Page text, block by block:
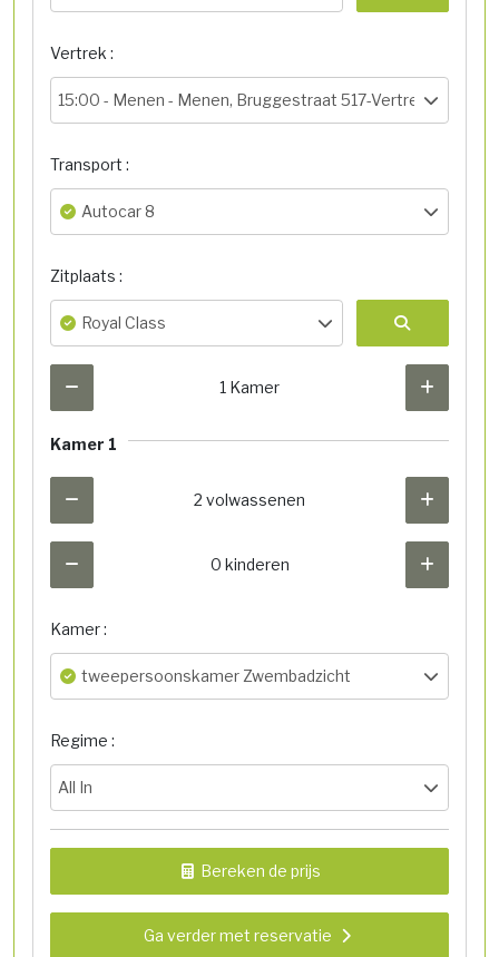
Vertrek :
15:00 - Menen - Menen, Bruggestraat 517-Vertrekhal
Transport :
Autocar 8
Zitplaats :
Royal Class
1 Kamer
Kamer 1
2 volwassenen
0 kinderen
Kamer :
tweepersoonskamer Zwembadzicht
Regime :
All In
Bereken de prijs
Ga verder met reservatie